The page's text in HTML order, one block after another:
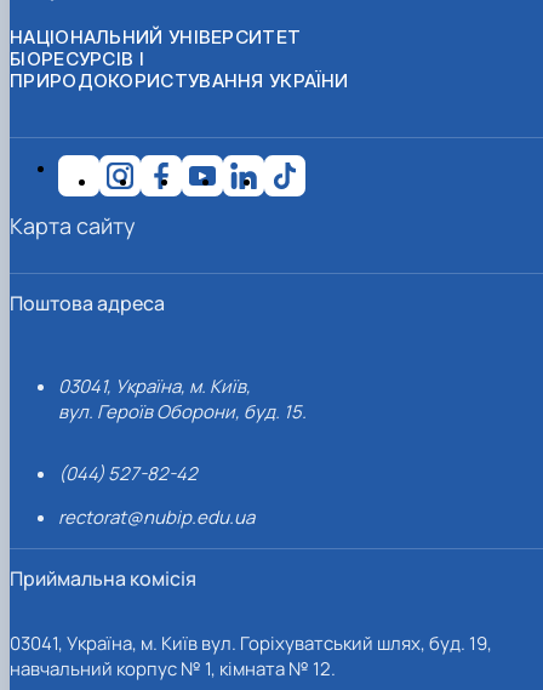
НАЦІОНАЛЬНИЙ УНІВЕРСИТЕТ
БІОРЕСУРСІВ І
ПРИРОДОКОРИСТУВАННЯ УКРАЇНИ
Поштова адреса
03041, Україна, м. Київ,
вул. Героїв Оборони, буд. 15.
(044) 527-82-42
rectorat@nubip.edu.ua
Приймальна комісія
03041, Україна, м. Київ вул. Горіхуватський шлях, буд. 19,
навчальний корпус № 1, кімната № 12.
Карта сайту